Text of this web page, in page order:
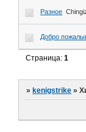
Разное
Добро
Страница:1
»kenigstrike »